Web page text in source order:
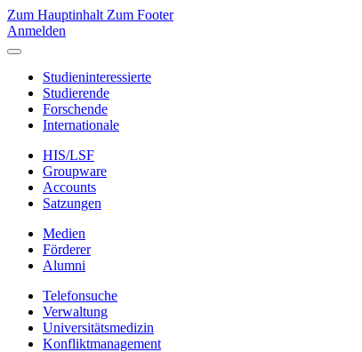
Zum Hauptinhalt Zum Footer
Anmelden
Studieninteressierte
Studierende
Forschende
Internationale
HIS/LSF
Groupware
Accounts
Satzungen
Medien
Förderer
Alumni
Telefonsuche
Verwaltung
Universitätsmedizin
Konfliktmanagement